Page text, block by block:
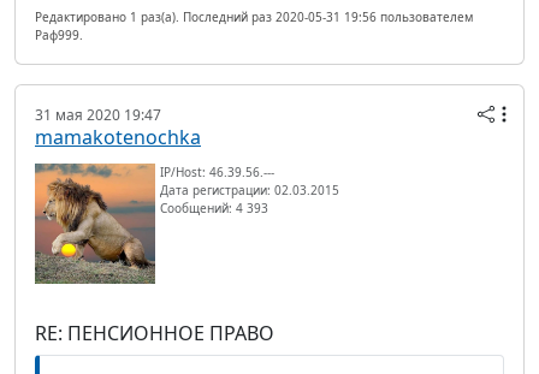
Редактировано 1 раз(а). Последний раз 2020-05-31 19:56 пользователем
Раф999.
31 мая 2020 19:47
mamakotenochka
IP/Host: 46.39.56.---
Дата регистрации: 02.03.2015
Сообщений: 4 393
RE: ПЕНСИОННОЕ ПРАВО